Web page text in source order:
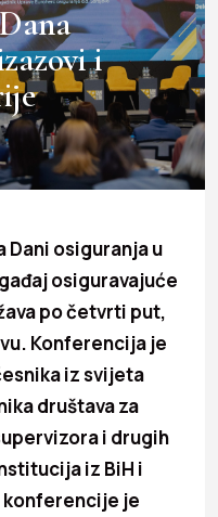
i
osiguranja u
osiguravajuće
po četvrti put,
Konferencija je
iz svijeta
društava za
i drugih
iz BiH i
je